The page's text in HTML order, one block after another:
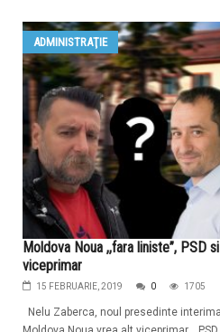
ADMINISTRAŢIE
Moldova Noua ,,fara liniste”, PSD
viceprimar
15 FEBRUARIE, 2019 0 1705
Nelu Zaberca, noul presedinte